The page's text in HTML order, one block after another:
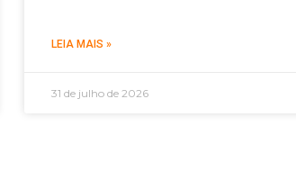
LEIA MAIS »
31 de julho de 2026